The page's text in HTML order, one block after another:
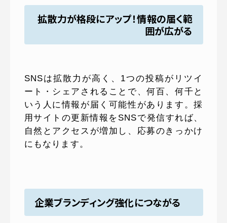
拡散力が格段にアップ！情報の届く範
囲が広がる
SNSは拡散力が高く、1つの投稿がリツイ
ート・シェアされることで、何百、何千と
いう人に情報が届く可能性があります。採
用サイトの更新情報をSNSで発信すれば、
自然とアクセスが増加し、応募のきっかけ
にもなります。
企業ブランディング強化につながる